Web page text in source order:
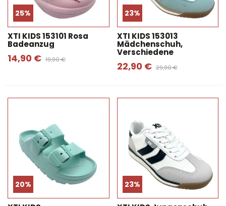
25%
XTI KIDS 153101 Rosa
Badeanzug
14,90 € 19,90 €
23%
XTI KIDS 153013
Mädchenschuh,
Verschiedene
22,90 € 29,90 €
20% 23%